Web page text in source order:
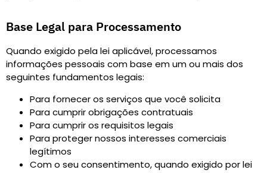
Base Legal para Processamento
Quando exigido pela lei aplicável, processamos
informações pessoais com base em um ou mais dos
seguintes fundamentos legais:
Para fornecer os serviços que você solicita
Para cumprir obrigações contratuais
Para cumprir os requisitos legais
Para proteger nossos interesses comerciais
legítimos
Com o seu consentimento, quando exigido por lei